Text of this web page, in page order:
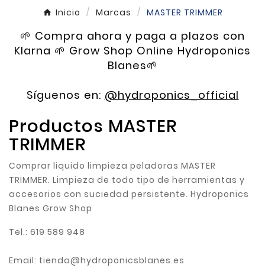
Inicio Marcas MASTER TRIMMER
🌱 Compra ahora y paga a plazos con
Klarna 🌱 Grow Shop Online Hydroponics
Blanes🌱
Síguenos en: @hydroponics_official
Productos MASTER
TRIMMER
Comprar liquido limpieza peladoras MASTER
TRIMMER. Limpieza de todo tipo de herramientas y
accesorios con suciedad persistente. Hydroponics
Blanes Grow Shop
Tel.: 619 589 948
Email: tienda@hydroponicsblanes.es